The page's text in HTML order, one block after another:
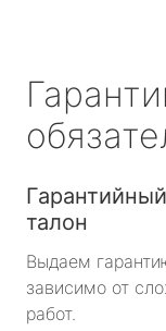
Гарантийный
талон
Выдаем
зависимо от
работ.